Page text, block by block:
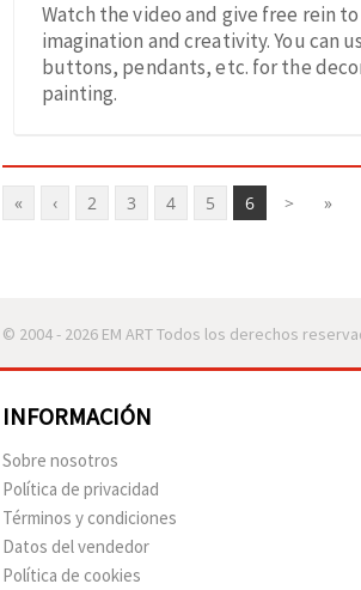
Watch the video and give free rein
imagination and creativity. You can
buttons, pendants, etc. for the
painting.
« ‹ 2 3 4 5 6 > »
© 2004 - 2026 EM ART Todos los derechos
INFORMACIÓN
Sobre nosotros
Política de privacidad
Términos y condiciones
Datos del vendedor
Política de cookies